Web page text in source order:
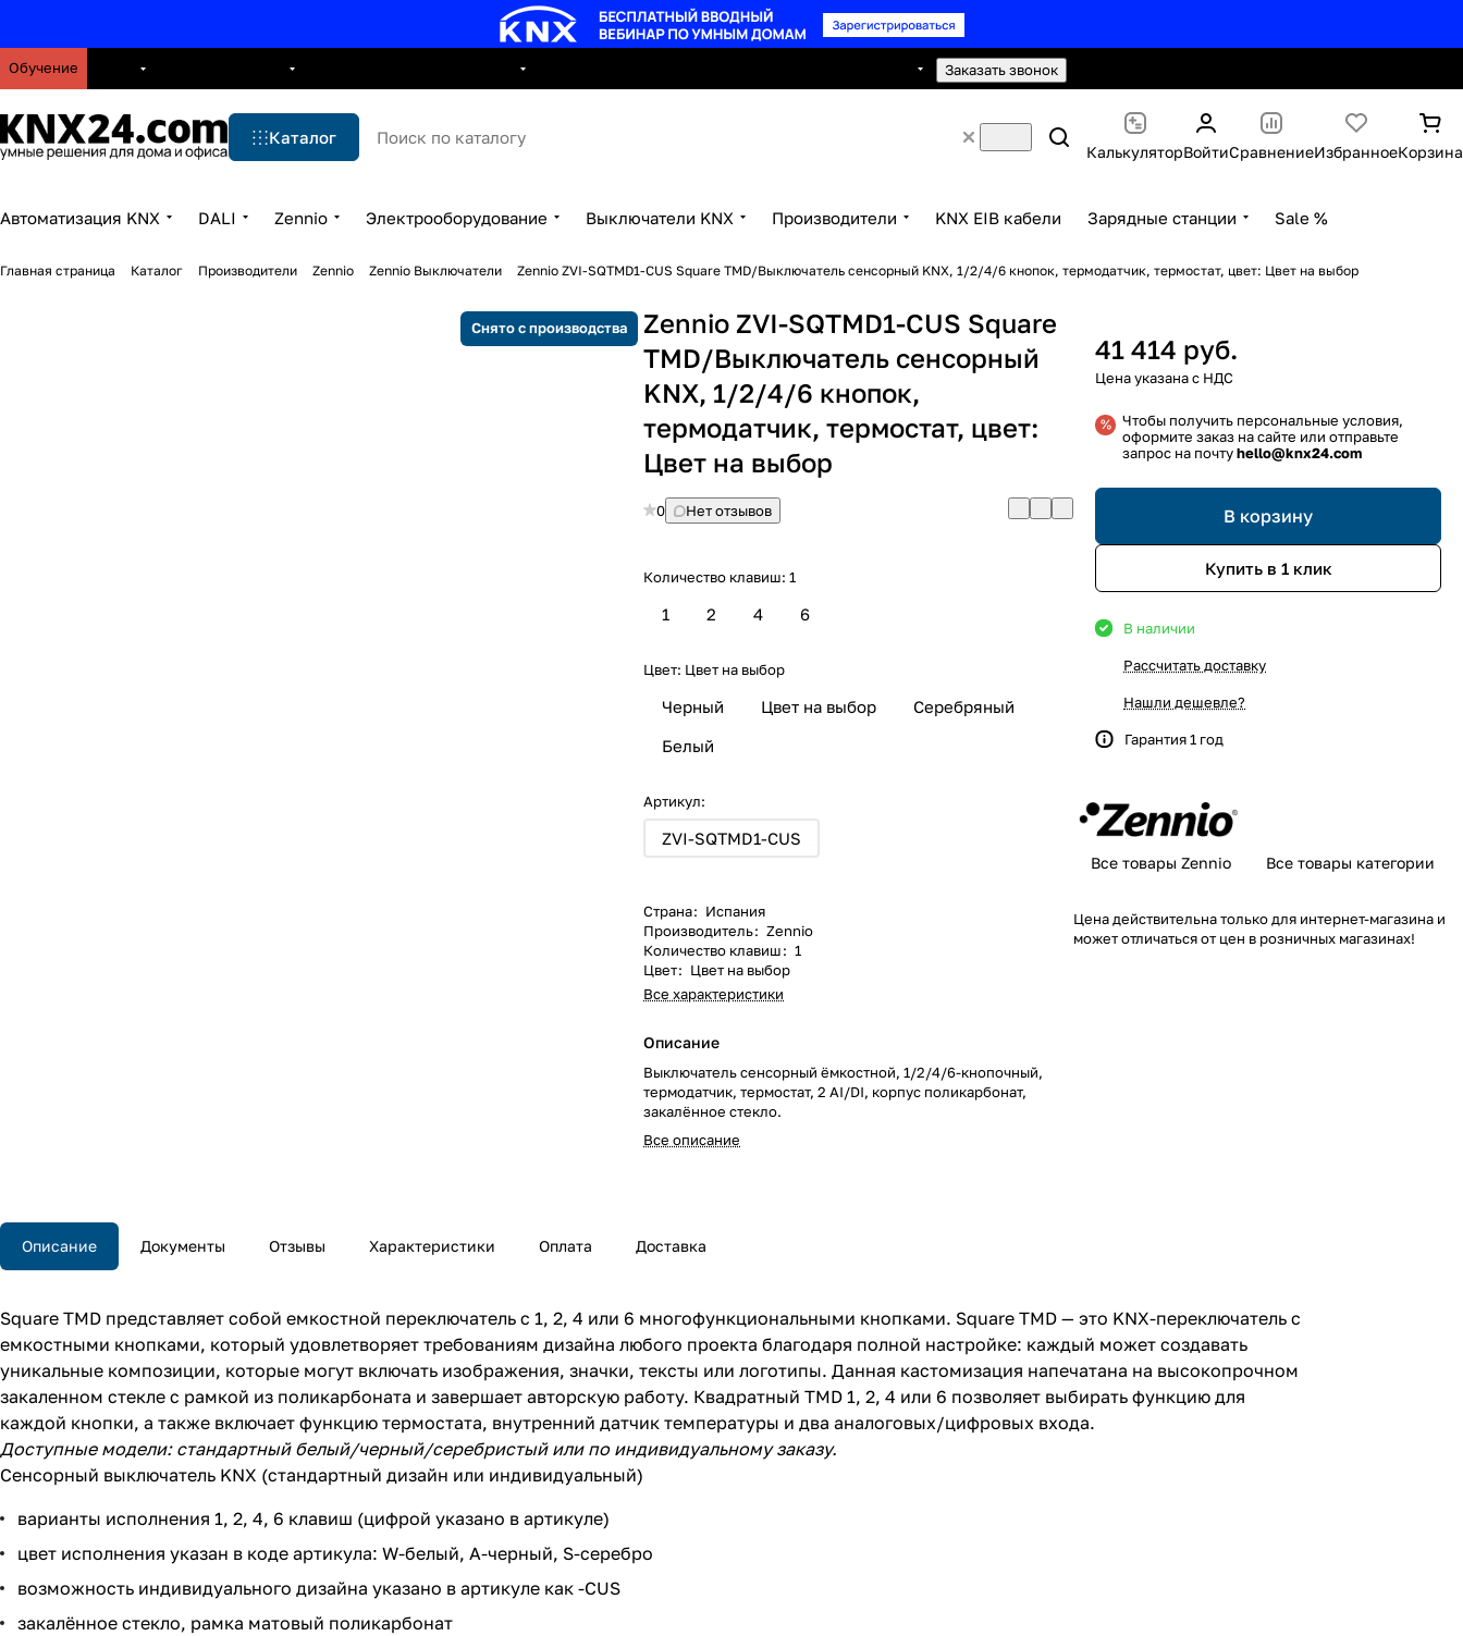
Обучение Заказать звонок
Каталог
КалькуляторВойтиСравнениеИзбранноеКорзина
Автоматизация KNX DALI Zennio Электрооборудование Выключатели KNX Производители KNX EIB кабели Зарядные станции Sale %
Главная страница Каталог Производители Zennio Zennio Выключатели Zennio ZVI-SQTMD1-CUS Square TMD/Выключатель сенсорный KNX, 1/2/4/6 кнопок, термодатчик, термостат, цвет: Цвет на выбор
Снято с производства
Zennio ZVI-SQTMD1-CUS Square
TMD/Выключатель сенсорный
KNX, 1/2/4/6 кнопок,
термодатчик, термостат, цвет:
Цвет на выбор
0 Нет отзывов
Количество клавиш:1
1 2 4 6
Цвет: Цвет на выбор
Цвет на выбор
Черный
Серебряный
Белый
Артикул:
ZVI-SQTMD1-CUS
Страна: Испания
Производитель: Zennio
Количество клавиш: 1
Цвет: Цвет на выбор
Все характеристики
Описание
Выключатель сенсорный ёмкостной, 1/2/4/6-кнопочный,
термодатчик, термостат, 2 AI/DI, корпус поликарбонат,
закалённое стекло.
Все описание
41 414 руб.
Чтобы получить персональные условия,
оформите заказ на сайте или отправьте
запрос на почтуhello@knx24.com
В корзину
Купить в 1 клик
В наличии
Рассчитать доставку
Нашли дешевле?
Гарантия 1 год
Все товары Zennio Все товары категории
Цена действительна только для интернет-магазина и
может отличаться от цен в розничных магазинах!
Описание Документы Отзывы Характеристики Оплата Доставка
Square TMD представляет собой емкостной переключатель с 1, 2, 4 или 6 многофункциональными кнопками. Square TMD — это KNX-переключатель с
емкостными кнопками, который удовлетворяет требованиям дизайна любого проекта благодаря полной настройке: каждый может создавать
уникальные композиции, которые могут включать изображения, значки, тексты или логотипы. Данная кастомизация напечатана на высокопрочном
закаленном стекле с рамкой из поликарбоната и завершает авторскую работу. Квадратный TMD 1, 2, 4 или 6 позволяет выбирать функцию для
каждой кнопки, а также включает функцию термостата, внутренний датчик температуры и два аналоговых/цифровых входа.
Доступные модели: стандартный белый/черный/серебристый или по индивидуальному заказу.
Сенсорный выключатель KNX (стандартный дизайн или индивидуальный)
варианты исполнения 1, 2, 4, 6 клавиш (цифрой указано в артикуле)
цвет исполнения указан в коде артикула: W-белый, A-черный, S-серебро
возможность индивидуального дизайна указано в артикуле как -CUS
закалённое стекло, рамка матовый поликарбонат